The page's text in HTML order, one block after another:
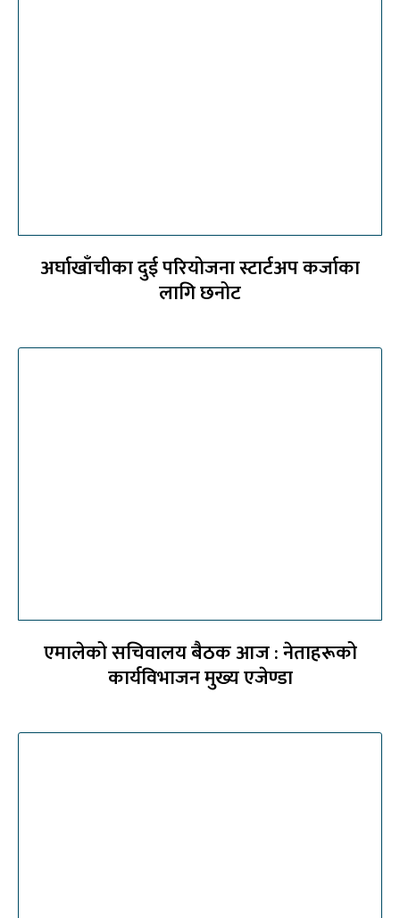
अर्घाखाँचीका दुई परियोजना स्टार्टअप कर्जाका
लागि छनोट
एमालेको सचिवालय बैठक आज : नेताहरूको
कार्यविभाजन मुख्य एजेण्डा